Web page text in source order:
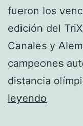
fueron los
edición del
Canales y
campeones
distancia
leyendo